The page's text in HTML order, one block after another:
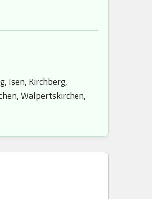
Isen, Kirchberg,
Walpertskirchen,